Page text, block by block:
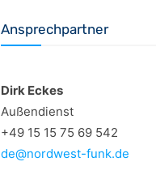
Ansprechpartner
Dirk Eckes
Außendienst
+49 15 15 75 69 542
de@nordwest-funk.de